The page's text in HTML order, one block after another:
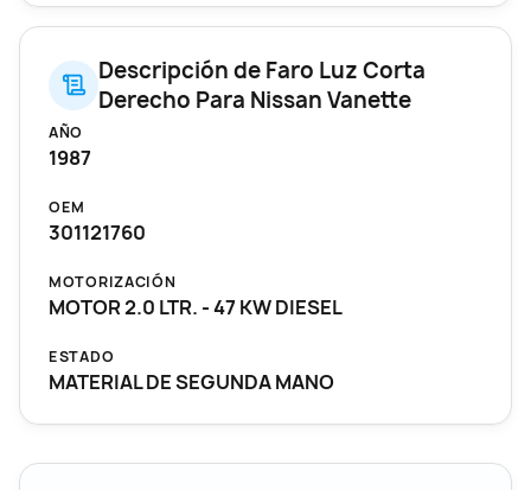
Descripción de Faro Luz Corta
Derecho Para Nissan Vanette
AÑO
1987
OEM
301121760
MOTORIZACIÓN
MOTOR 2.0 LTR. - 47 KW DIESEL
ESTADO
MATERIAL DE SEGUNDA MANO